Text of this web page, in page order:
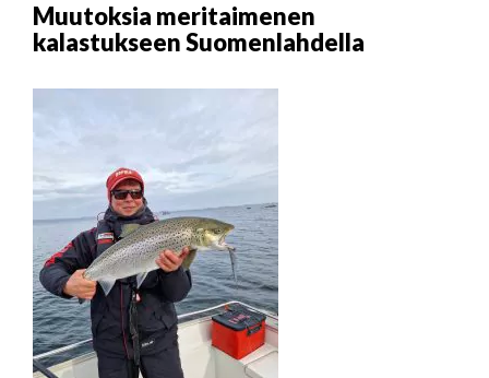
Muutoksia meritaimenen
kalastukseen Suomenlahdella